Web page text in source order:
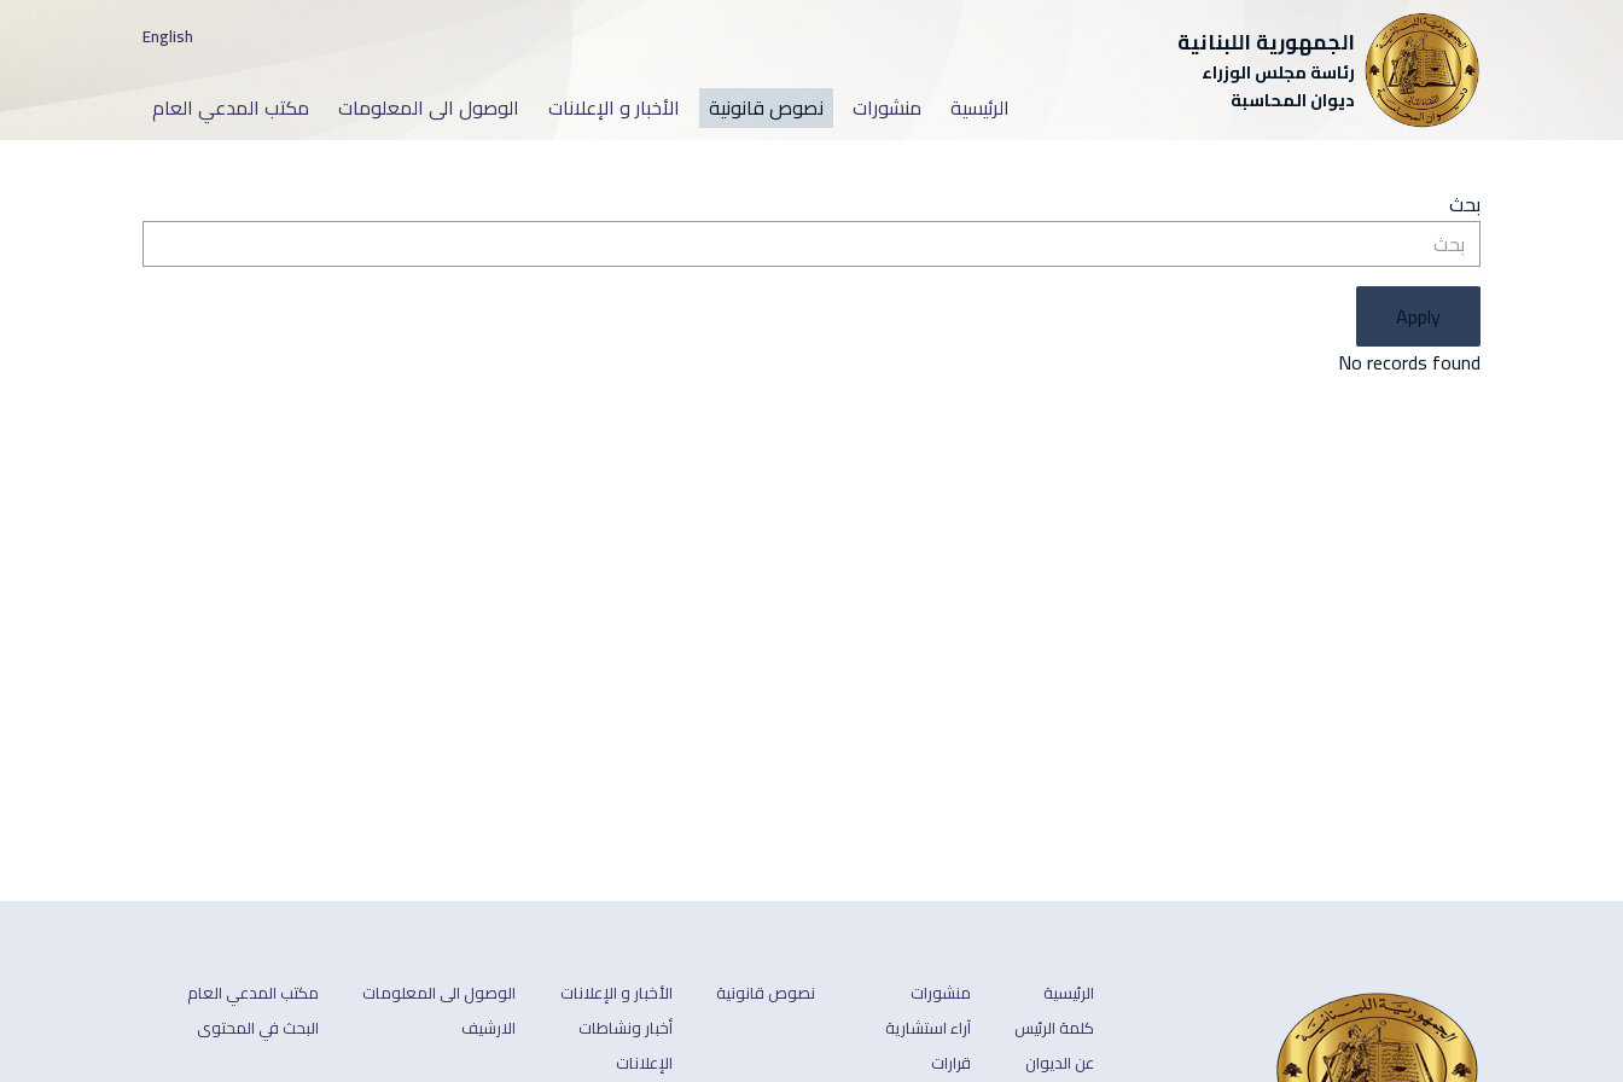
English الجمهورية اللبنانية
رئاسة مجلس الوزراء
ديوان المحاسبة
الرئيسية منشورات نصوص قانونية الأخبار و الإعلانات الوصول الى المعلومات مكتب المدعي العام
بحث
Apply
No records found
الرئيسية
كلمة الرئيس
عن الديوان
منشورات
آراء استشارية
قرارات
نصوص قانونية
الأخبار و الإعلانات
أخبار ونشاطات
الإعلانات
الوصول الى المعلومات
الارشيف
مكتب المدعي العام
البحث في المحتوى